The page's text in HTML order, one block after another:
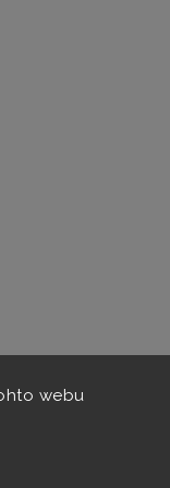
webu